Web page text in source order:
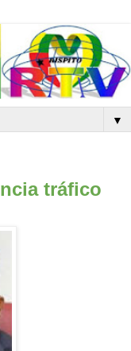
▼
tráfico